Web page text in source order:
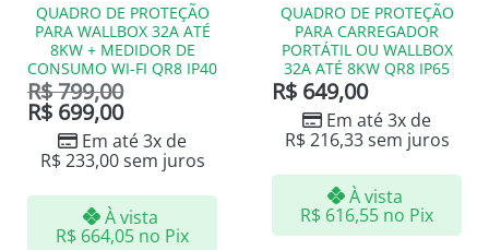
QUADRO DE PROTEÇÃO
PARA WALLBOX 32A ATÉ
8KW + MEDIDOR DE
CONSUMO WI-FI QR8 IP40
R$799,00
R$ 699,00
Em até 3x de
R$233,00sem juros
À vista
R$ 664,05 no Pix
QUADRO DE PROTEÇÃO
PARA CARREGADOR
PORTÁTIL OU WALLBOX
32A ATÉ 8KW QR8 IP65
R$ 649,00
Em até 3x de
R$216,33sem juros
À vista
R$ 616,55 no Pix